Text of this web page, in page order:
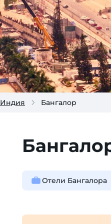
Индия Бангалор
Отели Бангалора